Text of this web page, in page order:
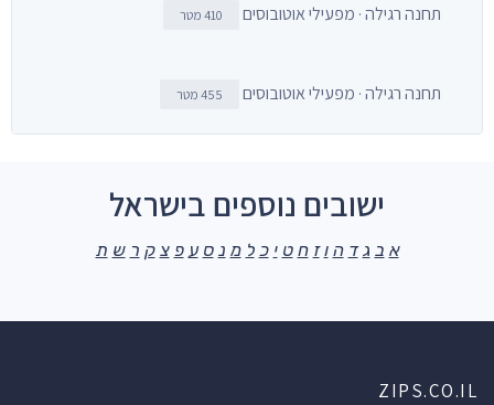
תחנה רגילה · מפעילי אוטובוסים 410 מטר
תחנה רגילה · מפעילי אוטובוסים 455 מטר
ישובים נוספים בישראל
א ב ג ד ה ו ז ח ט י כ ל מ נ ס ע פ צ ק ר ש ת
ZIPS.CO.IL